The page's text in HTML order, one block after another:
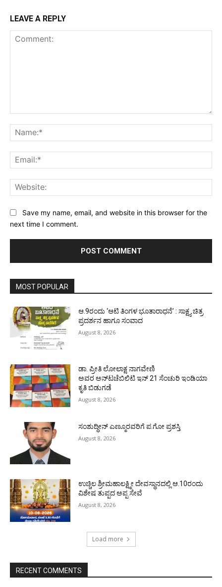
LEAVE A REPLY
Save my name, email, and website in this browser for the
next time I comment.
MOST POPULAR
ಆ.9ರಂದು ‘ಆಟಿ ತಿಂಗಳ ಭೂತಾರಾಧನೆ’ : ಸಾಕ್ಷ್ಯ ಚಿತ್ರ
ಪ್ರದರ್ಶನ ಹಾಗೂ ಸಂವಾದ
August 8, 2026
ಡಾ. ಪ್ರೀತಿ ಲೋಲಾಕ್ಷ ನಾಗವೇಣಿ
ಅವರ ಅನ್‌ಟಚೆಬಿಲಿಟಿ ಇನ್ 21 ಸೆಂಚುರಿ ಇಂಡಿಯಾ
ಕೃತಿ ಬಿಡುಗಡೆ
August 8, 2026
ಸಂಶುದ್ಧೀನ್ ಎಣ್ಮೂರವರಿಗೆ ಪ.ಗೋ ಪ್ರಶಸ್ತಿ
August 8, 2026
ಉಚ್ಚಿಲ ಶ್ರೀಮಹಾಲಕ್ಷ್ಮೀ ದೇವಸ್ಥಾನದಲ್ಲಿ ಆ.10ರಂದು
ವಿಶೇಷ ತುಪ್ಪದ ಅಪ್ಪ ಸೇವೆ
August 8, 2026
Load more
RECENT COMMENTS